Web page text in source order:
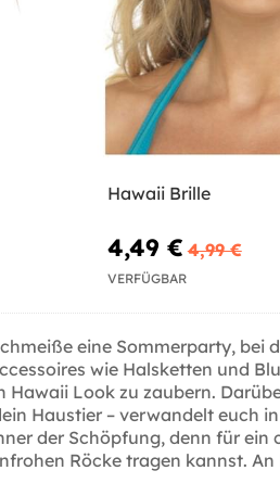
Hawaii Brille
4,49 € 4,99 €
VERFÜGBAR
eine Sommerparty, bei
wie Halsketten und
Hawaii Look zu zaubern.
Haustier – verwandelt euch
der Schöpfung, denn für
Röcke tragen kannst.